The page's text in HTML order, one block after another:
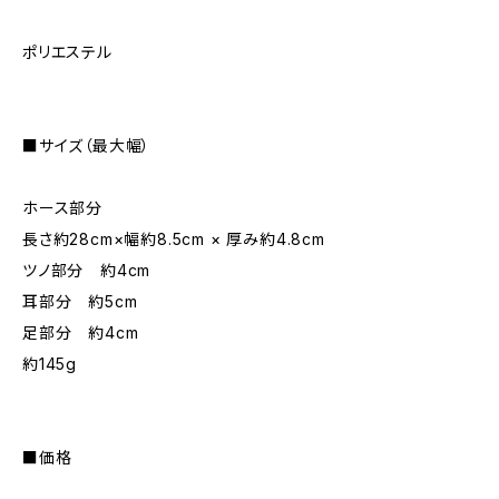
ポリエステル
■サイズ（最大幅）
ホース部分
長さ約28cm×幅約8.5cm × 厚み約4.8cm
ツノ部分 約4cm
耳部分 約5cm
足部分 約4cm
約145g
■価格